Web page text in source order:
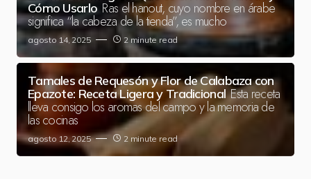
Cómo Usarlo Ras el hanout, cuyo nombre en árabe
significa “la cabeza de la tienda”, es mucho
agosto 14, 2025 2 minute read
Tamales de Requesón y Flor de Calabaza con
Epazote: Receta Ligera y Tradicional Esta receta
lleva consigo los aromas del campo y la memoria de
las cocinas
agosto 12, 2025 2 minute read